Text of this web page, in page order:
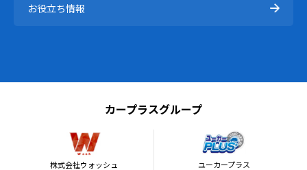
お役立ち情報
カープラスグループ
株式会社ウォッシュ ユーカープラス